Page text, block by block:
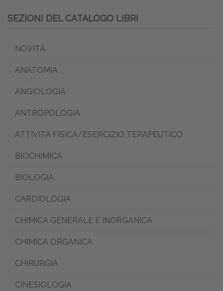
SEZIONI DEL CATALOGO LIBRI
NOVITÀ
ANATOMIA
ANGIOLOGIA
ANTROPOLOGIA
ATTIVITÀ FISICA/ESERCIZIO TERAPEUTICO
BIOCHIMICA
BIOLOGIA
CARDIOLOGIA
CHIMICA GENERALE E INORGANICA
CHIMICA ORGANICA
CHIRURGIA
CINESIOLOGIA